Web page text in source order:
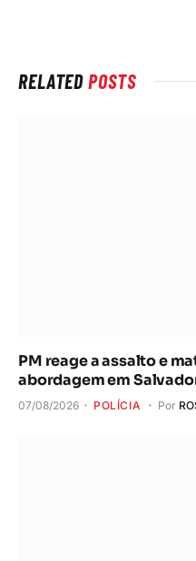
RELATEDPOSTS
PM reage a assalto e
abordagem em
07/08/2026 POLÍCIA Por